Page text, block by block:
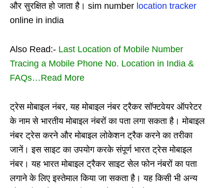
और सुरक्षित हो जाता है। sim number location tracker
online in india
Also Read:- Last Location of Mobile Number
Tracing a Mobile Phone No. Location in India &
FAQs…Read More
ट्रेस मोबाइल नंबर, यह मोबाइल नंबर ट्रैकर सॉफ्टवेयर ऑपरेटर
के नाम से भारतीय मोबाइल नंबरों का पता लगा सकता है। मोबाइल
नंबर ट्रेस करने और मोबाइल लोकेशन ट्रैक करने का तरीका
जानें। इस साइट का उपयोग करके संपूर्ण भारत ट्रेस मोबाइल
नंबर। यह भारत मोबाइल ट्रैकर साइट सेल फोन नंबरों का पता
लगाने के लिए इस्तेमाल किया जा सकता है। यह किसी भी अन्य